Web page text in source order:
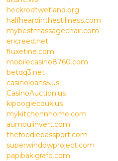
heckrodtwetland.org
halfheardinthestillness.com
mybestmassagechair.com
ericreed.net
fluxetine.com
mobilecasino8760.com
betqq3.net
casinoloans5.us
CasinoAuction.us
kipooglecouk.us
mykitchennhome.com
aumoulinvert.com
thefoodiepassport.com
superwindowproject.com
papibakigrafo.com